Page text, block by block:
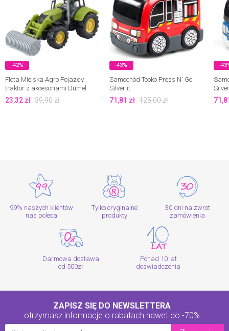
-42%
Flota Miejska Agro Pojazdy
traktor z akcesoriami Dumel
(mix)
23,32 zł 39,90zł
-43%
Samochód Tooko Press N' Go
Silverlit
71,81 zł 125,00zł
-
99% naszych klientów
nas poleca
Tylko oryginalne
produkty
30 dni na zwrot
zamówienia
Darmowa dostawa
od 500zł
Ponad 10 lat
doświadczenia
ZAPISZ SIĘ DO NEWSLETTERA
otrzymasz informacje o rabatach nawet do -70%